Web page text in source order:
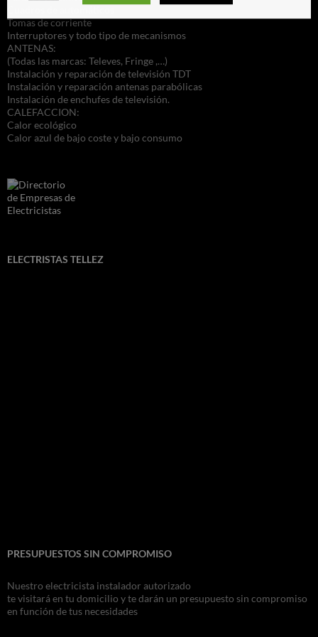
Tomas de corriente
Interruptores y todo tipo de mecanismos
ANTENAS:
(Todas las marcas: Televes, Fringe ,…)
Instalación y reparación de televisión TDT
Instalación y reparación antenas parabólicas
Instalación de enchufes de televisión.
CALEFACCION:
Calor ecológico
Calor azul de bajo coste y bajo consumo
ELECTRISTAS TELLEZ
PRESUPUESTOS SIN COMPROMISO
Nuestro electricista instalador autorizado
te visitará en tu domicilio y te darán un presupuesto sin compromiso
en función de tus necesidades